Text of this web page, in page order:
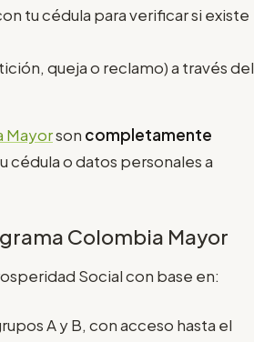
tu cédula para verificar si existe
queja o reclamo) a través del
Mayorson completamente
cédula o datos personales a
Colombia Mayor
Social con base en:
A y B, con acceso hasta el